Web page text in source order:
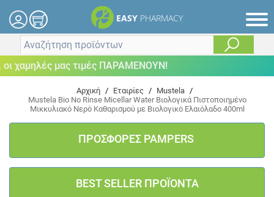
EASY PHARMACY
μας τιμές ΠΑΡΑΜΕΝΟΥΝ!
Αρχική / Εταιρίες / Mustela /
Mustela Bio No Rinse Micellar Water Βιολογικά Πιστοποιημένο
Μικκυλιακό Νερό Καθαρισμού με Βιολογικό Ελαιόλαδο 400ml
ΠΡΟΣΦΟΡΕΣ PAMPERS
BEST SELLER ΠΡΟΪΟΝΤΑ